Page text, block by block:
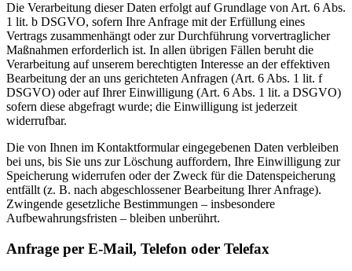
Die Verarbeitung dieser Daten erfolgt auf Grundlage von Art. 6 Abs.
1 lit. b DSGVO, sofern Ihre Anfrage mit der Erfüllung eines
Vertrags zusammenhängt oder zur Durchführung vorvertraglicher
Maßnahmen erforderlich ist. In allen übrigen Fällen beruht die
Verarbeitung auf unserem berechtigten Interesse an der effektiven
Bearbeitung der an uns gerichteten Anfragen (Art. 6 Abs. 1 lit. f
DSGVO) oder auf Ihrer Einwilligung (Art. 6 Abs. 1 lit. a DSGVO)
sofern diese abgefragt wurde; die Einwilligung ist jederzeit
widerrufbar.
Die von Ihnen im Kontaktformular eingegebenen Daten verbleiben
bei uns, bis Sie uns zur Löschung auffordern, Ihre Einwilligung zur
Speicherung widerrufen oder der Zweck für die Datenspeicherung
entfällt (z. B. nach abgeschlossener Bearbeitung Ihrer Anfrage).
Zwingende gesetzliche Bestimmungen – insbesondere
Aufbewahrungsfristen – bleiben unberührt.
Anfrage per E-Mail, Telefon oder Telefax